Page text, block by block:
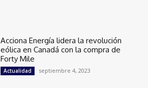
Acciona Energía lidera la revolución
eólica en Canadá con la compra de
Forty Mile
Actualidad septiembre 4, 2023